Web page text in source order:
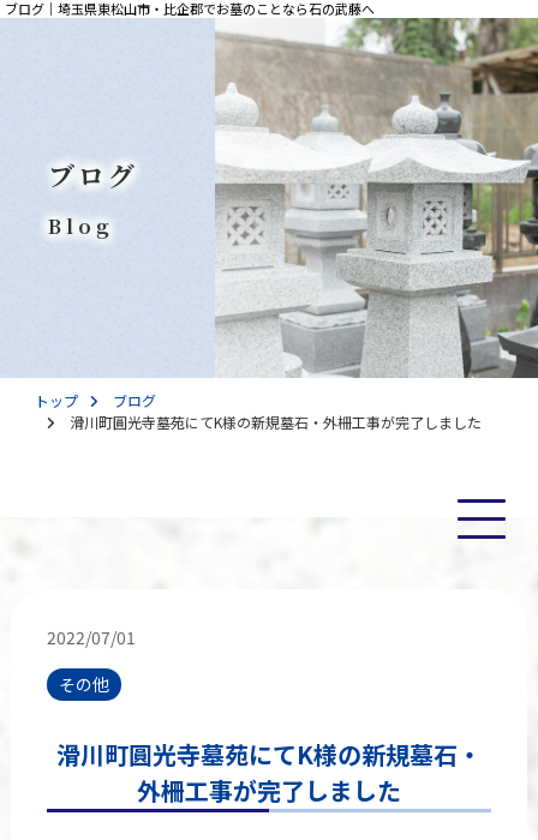
ブログ｜埼玉県東松山市・比企郡でお墓のことなら石の武藤へ
ブログ
Blog
トップ
ブログ
滑川町圓光寺墓苑にてK様の新規墓石・外柵工事が完了しました
2022/07/01
その他
滑川町圓光寺墓苑にてK様の新規墓石・
外柵工事が完了しました